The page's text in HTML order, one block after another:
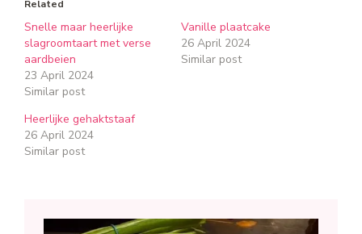
Related
Snelle maar heerlijke
slagroomtaart met verse
aardbeien
23 April 2024
Similar post
Vanille plaatcake
26 April 2024
Similar post
Heerlijke gehaktstaaf
26 April 2024
Similar post